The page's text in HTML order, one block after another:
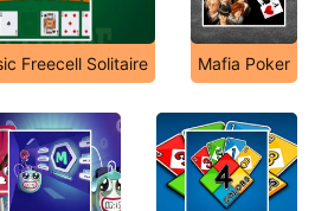
Freecell Solitaire Mafia Poker